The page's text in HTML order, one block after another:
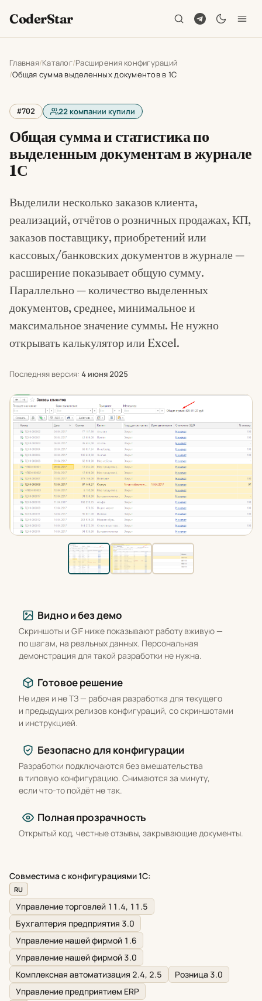
CoderStar
Главная Каталог Расширения конфигураций
Общая сумма выделенных документов в 1С
#702 22компании купили
Общая сумма и статистика по
выделенным документам в журнале
1С
Выделили несколько заказов клиента,
реализаций, отчётов о розничных продажах, КП,
заказов поставщику, приобретений или
кассовых/банковских документов в журнале —
расширение показывает общую сумму.
Параллельно — количество выделенных
документов, среднее, минимальное и
максимальное значение суммы. Не нужно
открывать калькулятор или Excel.
Последняя версия: 4 июня 2025
Видно и без демо
Скриншоты и GIF ниже показывают работу вживую —
по шагам, на реальных данных. Персональная
демонстрация для такой разработки не нужна.
Готовое решение
Не идея и не ТЗ — рабочая разработка для текущего
и предыдущих релизов конфигураций, со скриншотами
и инструкцией.
Безопасно для конфигурации
Разработки подключаются без вмешательства
в типовую конфигурацию. Снимаются за минуту,
если что-то пойдёт не так.
Полная прозрачность
Открытый код, честные отзывы, закрывающие документы.
Совместима с конфигурациями 1С:
RU
Управление торговлей 11.4, 11.5
Бухгалтерия предприятия 3.0
Управление нашей фирмой 1.6
Управление нашей фирмой 3.0
Комплексная автоматизация 2.4, 2.5
Розница 3.0
Управление предприятием ERP